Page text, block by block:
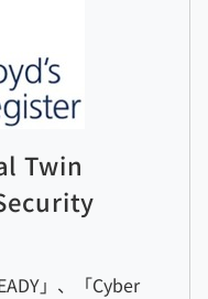
Twin
」、「Cyber